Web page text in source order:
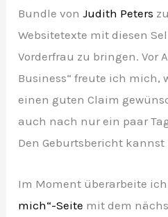
Bundle vonJudith Peters
Websitetexte mit diesen
Vorderfrau zu bringen. Vor
Business“ freute ich mich,
einen guten Claim
auch nach nur ein paar
Den Geburtsbericht kannst
Im Moment überarbeite
mich“-Seite mit dem